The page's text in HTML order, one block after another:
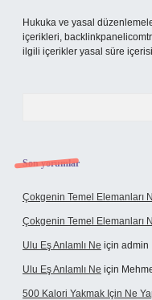
Hukuka ve yasal
içerikleri,
ilgili içerikler yasal süre
Son yorumlar
Çokgenin Temel Elemanları
Çokgenin Temel Elemanları
Ulu Eş Anlamlı Ne için admin
Ulu Eş Anlamlı Ne için
500 Kalori Yakmak Için Ne